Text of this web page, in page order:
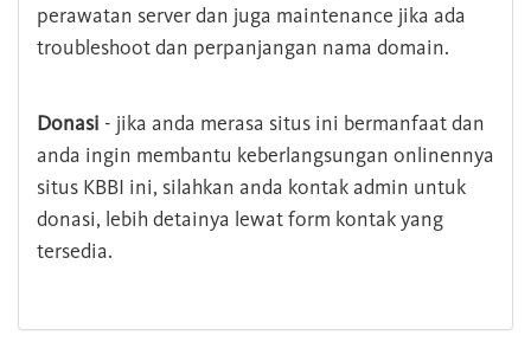
perawatan server dan juga maintenance jika ada
troubleshoot dan perpanjangan nama domain.
Donasi - jika anda merasa situs ini bermanfaat dan
anda ingin membantu keberlangsungan onlinennya
situs KBBI ini, silahkan anda kontak admin untuk
donasi, lebih detainya lewat form kontak yang
tersedia.